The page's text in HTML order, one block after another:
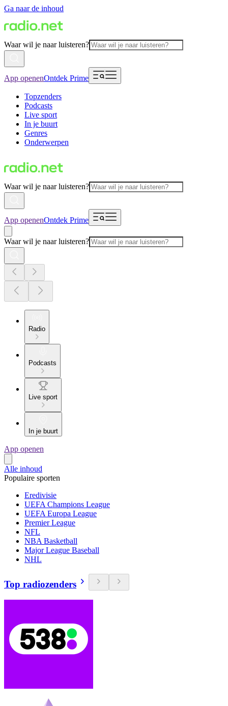
Ga naar de inhoud
Waar wil je naar luisteren?
App openenOntdek Prime
Topzenders
Podcasts
Live sport
In je buurt
Genres
Onderwerpen
Waar wil je naar luisteren?
App openenOntdek Prime
Waar wil je naar luisteren?
Radio
Podcasts
Live sport
In je buurt
App openen
Alle inhoud
Populaire sporten
Eredivisie
UEFA Champions League
UEFA Europa League
Premier League
NFL
NBA Basketball
Major League Baseball
NHL
Top radiozenders